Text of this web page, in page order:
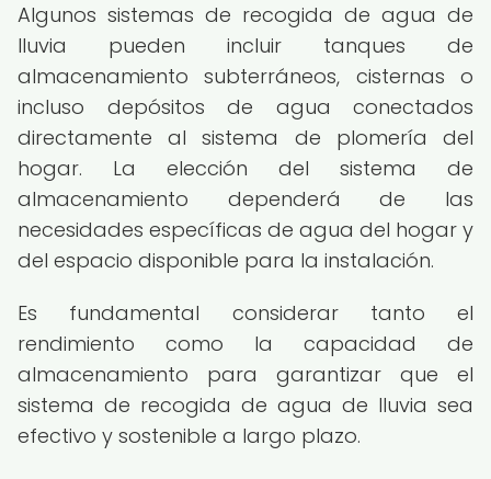
Algunos sistemas de recogida de agua de
lluvia pueden incluir tanques de
almacenamiento subterráneos, cisternas o
incluso depósitos de agua conectados
directamente al sistema de plomería del
hogar. La elección del sistema de
almacenamiento dependerá de las
necesidades específicas de agua del hogar y
del espacio disponible para la instalación.
Es fundamental considerar tanto el
rendimiento como la capacidad de
almacenamiento para garantizar que el
sistema de recogida de agua de lluvia sea
efectivo y sostenible a largo plazo.